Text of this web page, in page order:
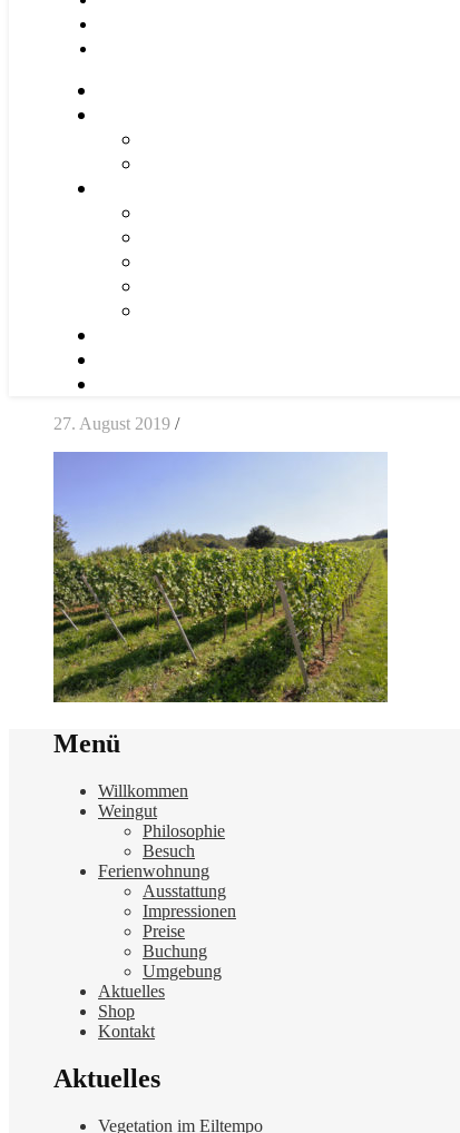
27. August 2019 /
Menü
Willkommen
Weingut
Philosophie
Besuch
Ferienwohnung
Ausstattung
Impressionen
Preise
Buchung
Umgebung
Aktuelles
Shop
Kontakt
Aktuelles
Vegetation im Eiltempo